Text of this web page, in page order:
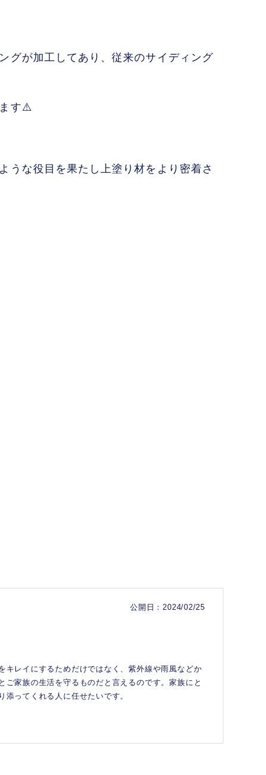
グが加工してあり、従来のサイディング
す⚠️
うな役目を果たし上塗り材をより密着さ
公開日：2024/02/25
キレイにするためだけではなく、紫外線や雨風などか
家族の生活を守るものだと言えるのです。家族にと
ってくれる人に任せたいです。